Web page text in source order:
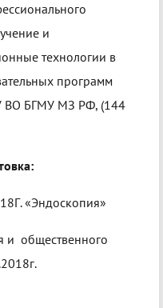
и
технологии в
программ
ВО БГМУ МЗ РФ, (144
«Эндоскопия»
и общественного